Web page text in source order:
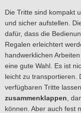
Die Tritte sind kompakt
und sicher aufstellen.
dafür, dass die
Regalen erleichtert
handwerklichen
eine gute Wahl. Es ist
leicht zu transportieren.
verfügbaren Tritte
zusammenklappen ,
können. Aber auch fest